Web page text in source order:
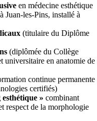
en médecine esthétique
Juan-les-Pins, installé à
(titulaire du Diplôme
(diplômée du Collège
universitaire en anatomie de
continue permanente
certifiés)
» combinant
respect de la morphologie